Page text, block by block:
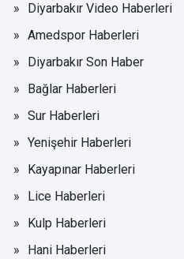
Diyarbakır Video Haberleri
Amedspor Haberleri
Diyarbakır Son Haber
Bağlar Haberleri
Sur Haberleri
Yenişehir Haberleri
Kayapınar Haberleri
Lice Haberleri
Kulp Haberleri
Hani Haberleri